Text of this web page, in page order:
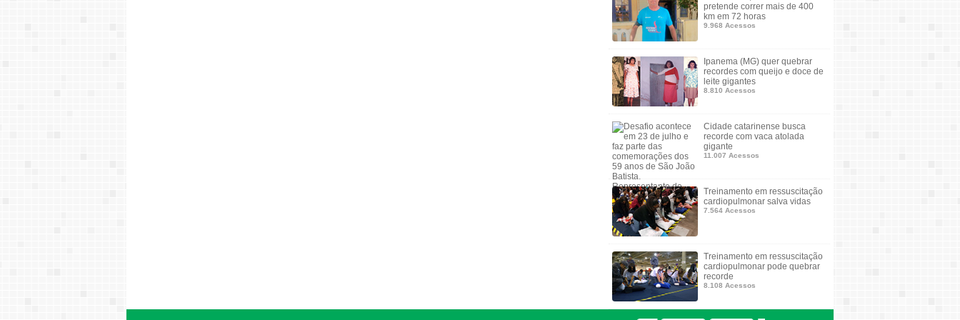
pretende correr mais de 400
km em 72 horas
9.968 Acessos
Ipanema (MG) quer quebrar
recordes com queijo e doce de
leite gigantes
8.810 Acessos
Cidade catarinense busca
recorde com vaca atolada
gigante
11.007 Acessos
Treinamento em ressuscitação
cardiopulmonar salva vidas
7.564 Acessos
Treinamento em ressuscitação
cardiopulmonar pode quebrar
recorde
8.108 Acessos